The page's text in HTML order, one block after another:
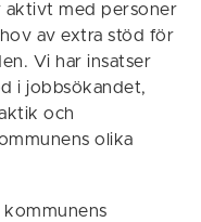
aktivt med personer
av extra stöd för
Vi har insatser
i jobbsökandet,
och
olika